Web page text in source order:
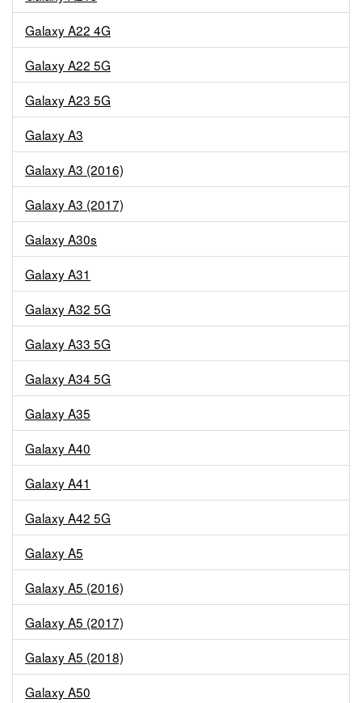
Galaxy A22 4G
Galaxy A22 5G
Galaxy A23 5G
Galaxy A3
Galaxy A3 (2016)
Galaxy A3 (2017)
Galaxy A30s
Galaxy A31
Galaxy A32 5G
Galaxy A33 5G
Galaxy A34 5G
Galaxy A35
Galaxy A40
Galaxy A41
Galaxy A42 5G
Galaxy A5
Galaxy A5 (2016)
Galaxy A5 (2017)
Galaxy A5 (2018)
Galaxy A50